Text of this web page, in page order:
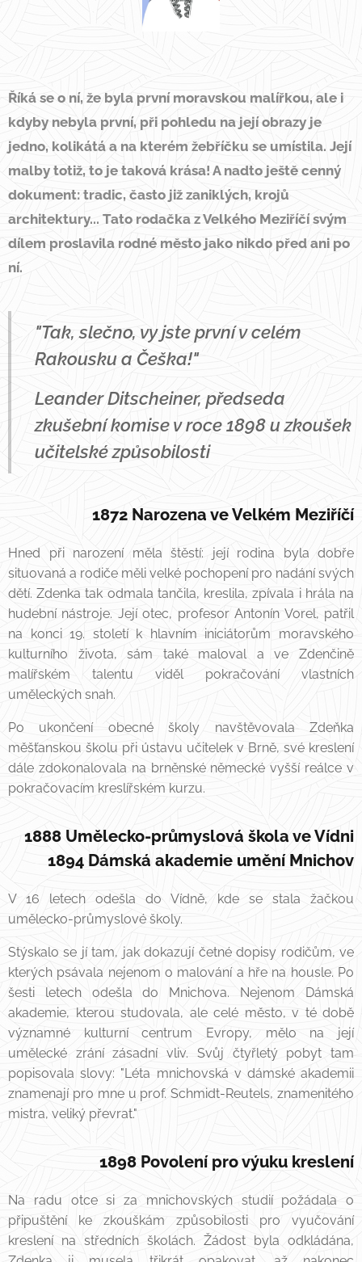
Říká se o ní, že byla první moravskou malířkou, ale i
kdyby nebyla první, při pohledu na její obrazy je
jedno, kolikátá a na kterém žebříčku se umístila. Její
malby totiž, to je taková krása! A nadto ještě cenný
dokument: tradic, často již zaniklých, krojů
architektury... Tato rodačka z Velkého Meziříčí svým
dílem proslavila rodné město jako nikdo před ani po
ní.
"Tak, slečno, vy jste první v celém
Rakousku a Češka!"
Leander Ditscheiner, předseda
zkušební komise v roce 1898 u zkoušek
učitelské způsobilosti
1872 Narozena ve Velkém Meziříčí
Hned při narození měla štěstí: její rodina byla dobře
situovaná a rodiče měli velké pochopení pro nadání svých
dětí. Zdenka tak odmala tančila, kreslila, zpívala i hrála na
hudební nástroje. Její otec, profesor Antonín Vorel, patřil
na konci 19. století k hlavním iniciátorům moravského
kulturního života, sám také maloval a ve Zdenčině
malířském talentu viděl pokračování vlastních
uměleckých snah.
Po ukončení obecné školy navštěvovala Zdeňka
měšťanskou školu při ústavu učitelek v Brně, své kreslení
dále zdokonalovala na brněnské německé vyšší reálce v
pokračovacím kreslířském kurzu.
1888 Umělecko-průmyslová škola ve Vídni
1894 Dámská akademie umění Mnichov
V 16 letech odešla do Vídně, kde se stala žačkou
umělecko-průmyslové školy.
Stýskalo se jí tam, jak dokazují četné dopisy rodičům, ve
kterých psávala nejenom o malování a hře na housle. Po
šesti letech odešla do Mnichova. Nejenom Dámská
akademie, kterou studovala, ale celé město, v té době
významné kulturní centrum Evropy, mělo na její
umělecké zrání zásadní vliv. Svůj čtyřletý pobyt tam
popisovala slovy: "Léta mnichovská v dámské akademii
znamenají pro mne u prof. Schmidt-Reutels, znamenitého
mistra, veliký převrat."
1898 Povolení pro výuku kreslení
Na radu otce si za mnichovských studií požádala o
připuštění ke zkouškám způsobilosti pro vyučování
kreslení na středních školách. Žádost byla odkládána,